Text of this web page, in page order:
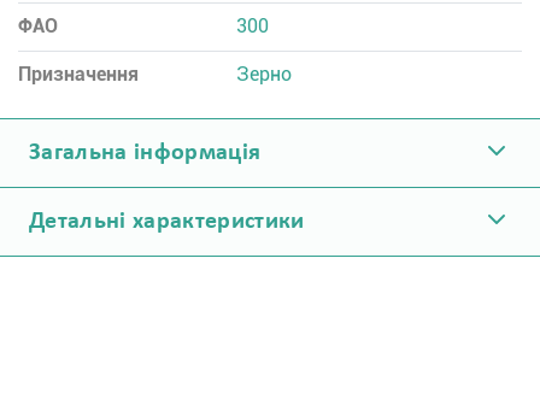
ФАО 300
Призначення Зерно
Загальна інформація
Детальні характеристики